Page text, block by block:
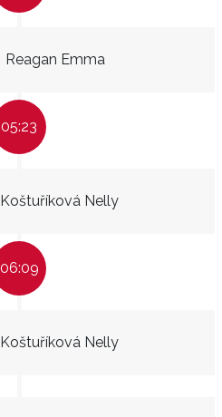
Reagan Emma
05:23
Koštuříková Nelly
06:09
Koštuříková Nelly